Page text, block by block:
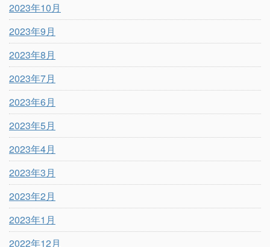
2023年10月
2023年9月
2023年8月
2023年7月
2023年6月
2023年5月
2023年4月
2023年3月
2023年2月
2023年1月
2022年12月